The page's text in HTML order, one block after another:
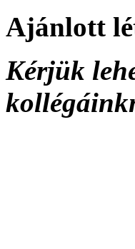
Ajánlott
Kérjük